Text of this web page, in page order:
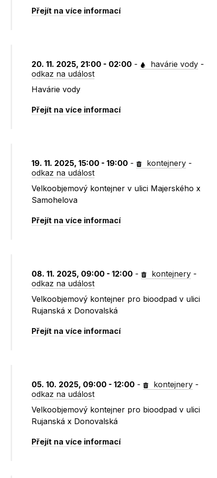
Přejít na více informací
20. 11. 2025, 21:00 - 02:00 - havárie vody -
odkaz na událost
Havárie vody
Přejít na více informací
19. 11. 2025, 15:00 - 19:00 - kontejnery -
odkaz na událost
Velkoobjemový kontejner v ulici Majerského x
Samohelova
Přejít na více informací
08. 11. 2025, 09:00 - 12:00 - kontejnery -
odkaz na událost
Velkoobjemový kontejner pro bioodpad v ulici
Rujanská x Donovalská
Přejít na více informací
05. 10. 2025, 09:00 - 12:00 - kontejnery -
odkaz na událost
Velkoobjemový kontejner pro bioodpad v ulici
Rujanská x Donovalská
Přejít na více informací